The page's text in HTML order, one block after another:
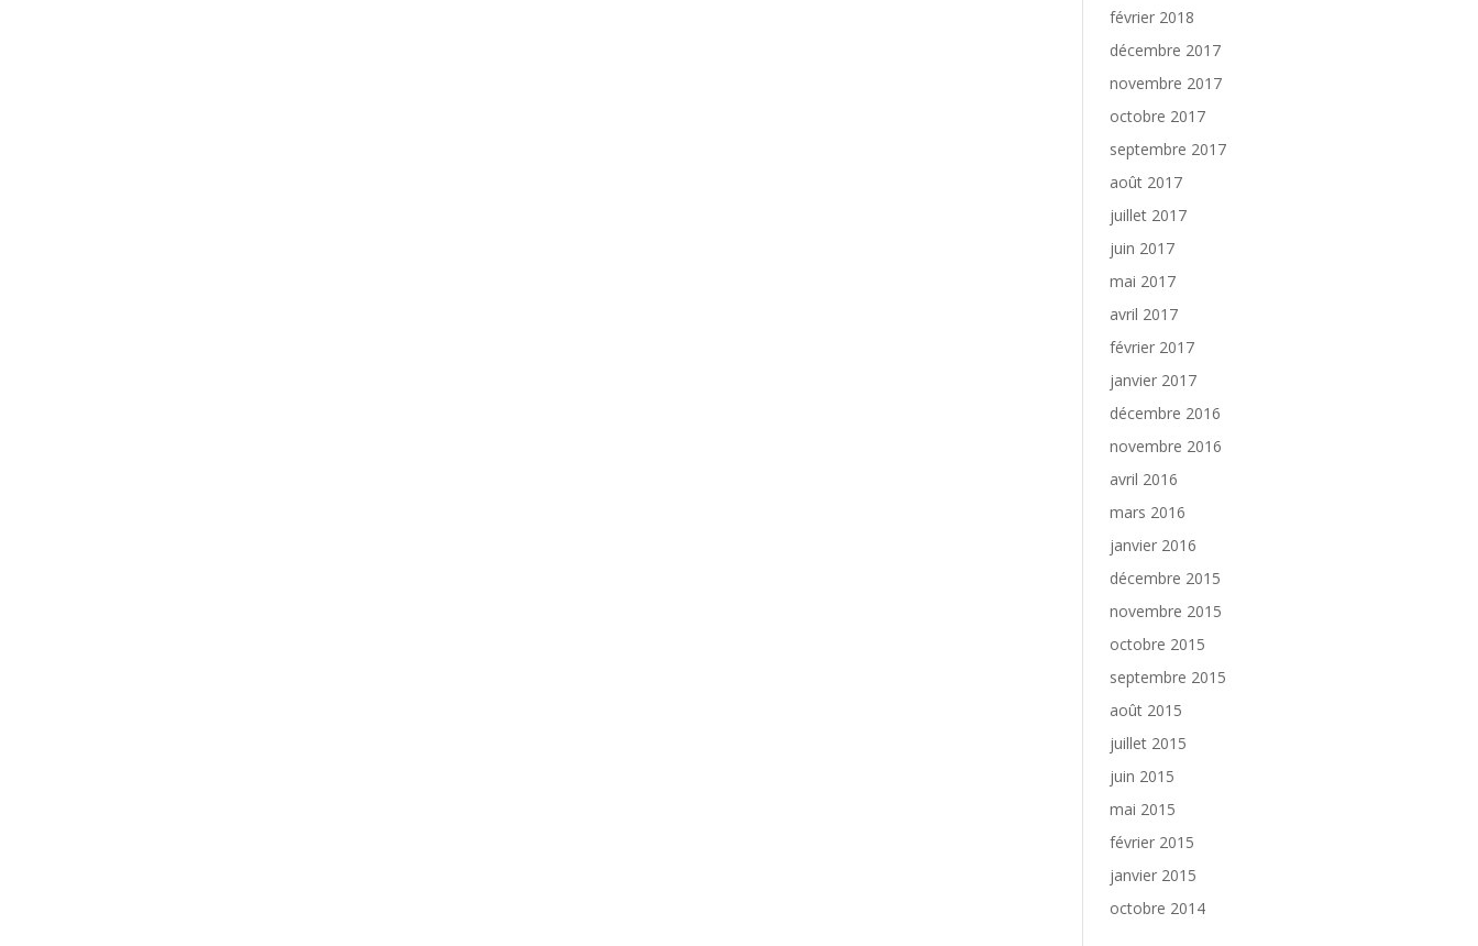
février 2018
décembre 2017
novembre 2017
octobre 2017
septembre 2017
août 2017
juillet 2017
juin 2017
mai 2017
avril 2017
février 2017
janvier 2017
décembre 2016
novembre 2016
avril 2016
mars 2016
janvier 2016
décembre 2015
novembre 2015
octobre 2015
septembre 2015
août 2015
juillet 2015
juin 2015
mai 2015
février 2015
janvier 2015
octobre 2014